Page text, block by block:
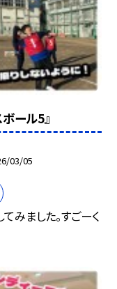
ール5』
03/05
みました。すごーく